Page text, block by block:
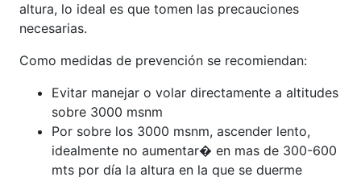
altura, lo ideal es que tomen las precauciones
necesarias.
Como medidas de prevención se recomiendan:
Evitar manejar o volar directamente a altitudes
sobre 3000 msnm
Por sobre los 3000 msnm, ascender lento,
idealmente no aumentar� en mas de 300-600
mts por día la altura en la que se duerme